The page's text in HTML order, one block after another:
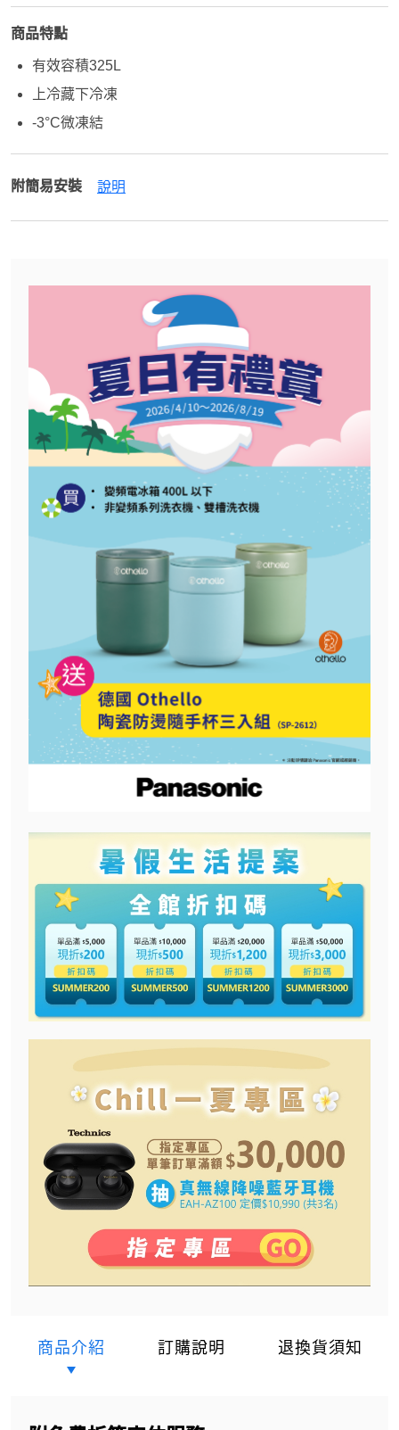
商品特點
有效容積325L
上冷藏下冷凍
-3°C微凍結
附簡易安裝 說明
商品介紹 訂購說明 退換貨須知